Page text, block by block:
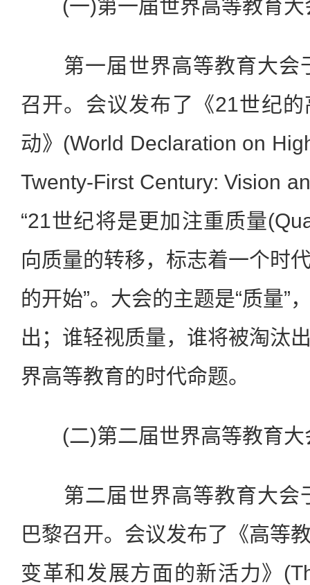
(一)第一届世界高等教育大
第一届世界高等教育大会
召开。会议发布了《21世纪
动》(World Declaration on
Twenty-First Century: Vision
“21世纪将是更加注重质量
向质量的转移，标志着一个时
的开始”。大会的主题是“质量”
出；谁轻视质量，谁将被淘汰
界高等教育的时代命题。
(二)第二届世界高等教育大
第二届世界高等教育大会
巴黎召开。会议发布了《高等
变革和发展方面的新活力》